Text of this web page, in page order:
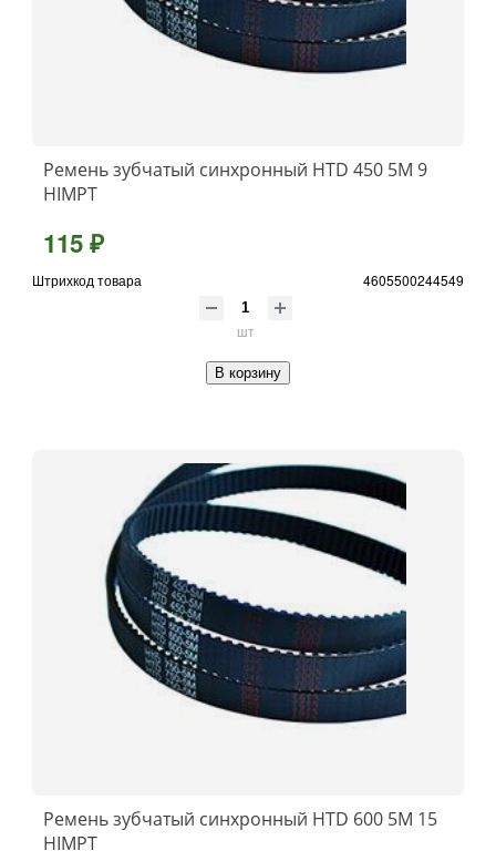
Ремень зубчатый синхронный HTD 450 5М 9
HIMPT
115 ₽
Штрихкод товара 4605500244549
шт
В корзину
Ремень зубчатый синхронный HTD 600 5М 15
HIMPT